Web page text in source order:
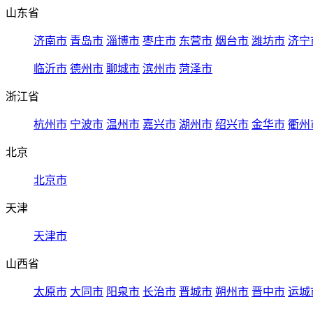
山东省
济南市 青岛市 淄博市 枣庄市 东营市 烟台市 潍坊市 济宁
临沂市 德州市 聊城市 滨州市 菏泽市
浙江省
杭州市 宁波市 温州市 嘉兴市 湖州市 绍兴市 金华市 衢州
北京
北京市
天津
天津市
山西省
太原市 大同市 阳泉市 长治市 晋城市 朔州市 晋中市 运城